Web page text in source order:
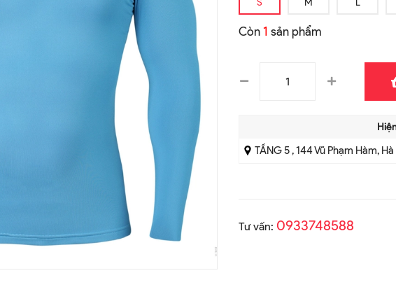
S M L
Còn 1 sản phẩm
TẦNG 5 , 144 Vũ Phạm Hàm,
Tư vấn: 0933748588